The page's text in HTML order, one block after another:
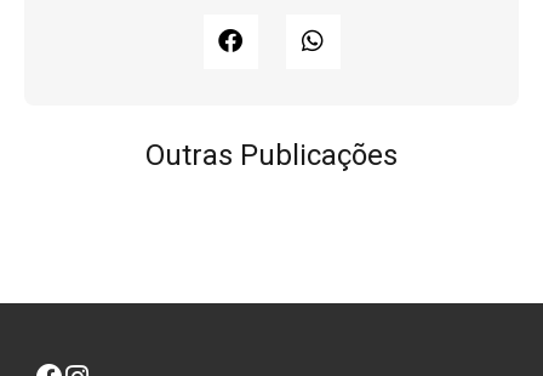
Outras Publicações